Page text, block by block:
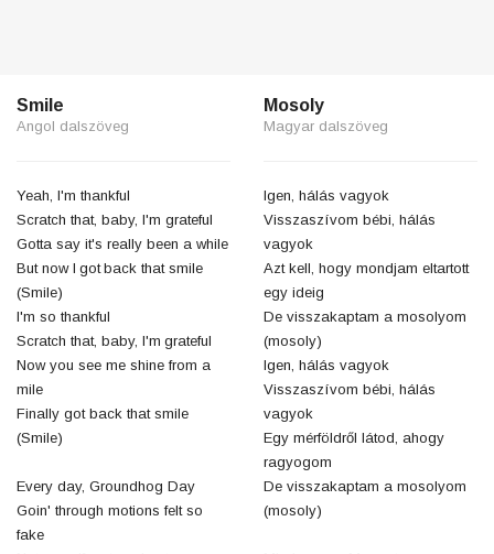
Smile
Angol dalszöveg
Yeah, I'm thankful
Scratch that, baby, I'm grateful
Gotta say it's really been a while
But now I got back that smile
(Smile)
I'm so thankful
Scratch that, baby, I'm grateful
Now you see me shine from a
mile
Finally got back that smile
(Smile)
Every day, Groundhog Day
Goin' through motions felt so
fake
Mosoly
Magyar dalszöveg
Igen, hálás vagyok
Visszaszívom bébi, hálás
vagyok
Azt kell, hogy mondjam eltartott
egy ideig
De visszakaptam a mosolyom
(mosoly)
Igen, hálás vagyok
Visszaszívom bébi, hálás
vagyok
Egy mérföldről látod, ahogy
ragyogom
De visszakaptam a mosolyom
(mosoly)